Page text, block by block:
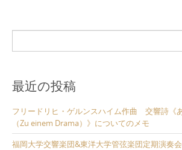
最近の投稿
フリードリヒ・ゲルンスハイム作曲 交響詩《
（Zu einem Drama）》についてのメモ
福岡大学交響楽団&東洋大学管弦楽団定期演奏会